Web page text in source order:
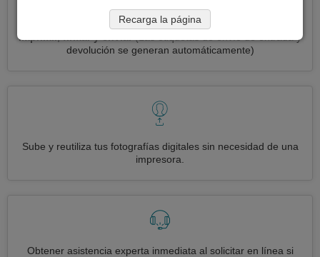
Reduce your solicitud de visa Camboya a
imprimir, firmar y enviar
(Las etiquetas de envío de entrada y
devolución se generan automáticamente)
Sube y reutiliza tus fotografías digitales sin necesidad de una
impresora.
Obtener asistencia experta inmediata al solicitar en línea si
Recarga la página